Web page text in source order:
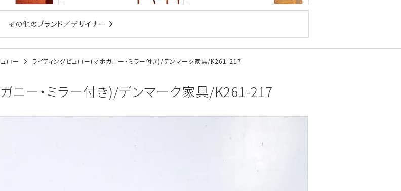
その他のブランド／デザイナー
ロー ライティングビュロー(マホガニー・ミラー付き)/デンマーク家具/K261-217
ニー・ミラー付き)/デンマーク家具/K261-217